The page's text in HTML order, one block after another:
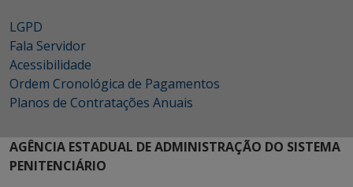
LGPD
Fala Servidor
Acessibilidade
Ordem Cronológica de Pagamentos
Planos de Contratações Anuais
AGÊNCIA ESTADUAL DE ADMINISTRAÇÃO DO SISTEMA
PENITENCIÁRIO